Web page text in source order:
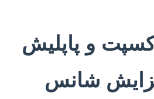
و پاپلیش
شانس